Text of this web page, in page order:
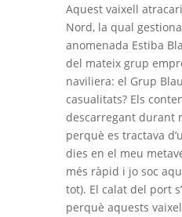
Aquest vaixell
Nord, la qual
anomenada Estiba
del mateix grup
naviliera: el Grup
casualitats? Els
descarregant durant
perquè es tractava
dies en el meu
més ràpid i jo soc
tot). El calat del port
perquè aquests